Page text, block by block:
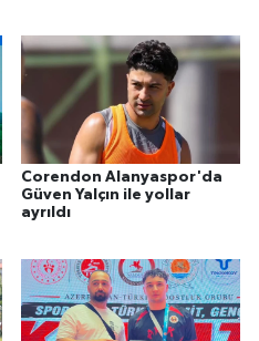
Corendon Alanyaspor'da
Güven Yalçın ile yollar
ayrıldı